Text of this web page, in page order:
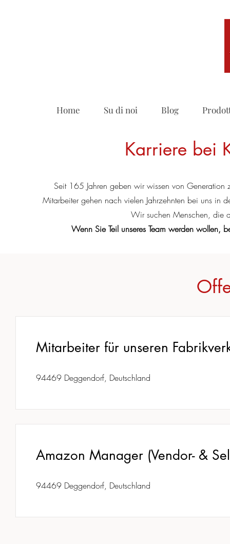
Home Su di noi Blog
Karriere bei
Seit 165 Jahren geben wir wissen von Generation
Mitarbeiter gehen nach vielen Jahrzehnten bei uns in
Wir suchen Menschen, die
Wenn Sie Teil unseres Team werden wollen,
Mitarbeiter für unseren
94469 Deggendorf, Deutschland
Amazon Manager (Vendor- &
94469 Deggendorf, Deutschland